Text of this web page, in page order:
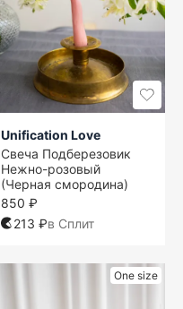
Unification Love
Свеча Подберезовик
Нежно-розовый
(Черная смородина)
850 ₽
213 ₽в Сплит
One size